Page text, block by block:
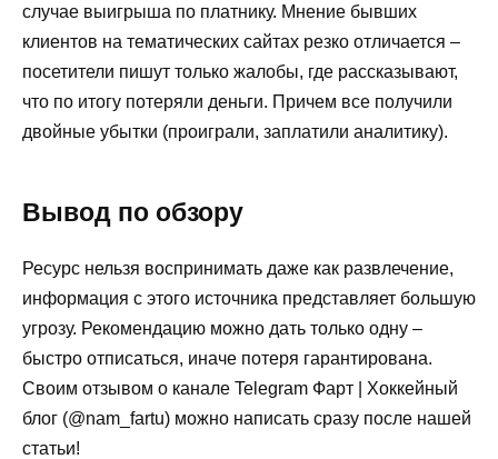
случае выигрыша по платнику. Мнение бывших
клиентов на тематических сайтах резко отличается –
посетители пишут только жалобы, где рассказывают,
что по итогу потеряли деньги. Причем все получили
двойные убытки (проиграли, заплатили аналитику).
Вывод по обзору
Ресурс нельзя воспринимать даже как развлечение,
информация с этого источника представляет большую
угрозу. Рекомендацию можно дать только одну –
быстро отписаться, иначе потеря гарантирована.
Своим отзывом о канале Telegram Фарт | Хоккейный
блог (@nam_fartu) можно написать сразу после нашей
статьи!